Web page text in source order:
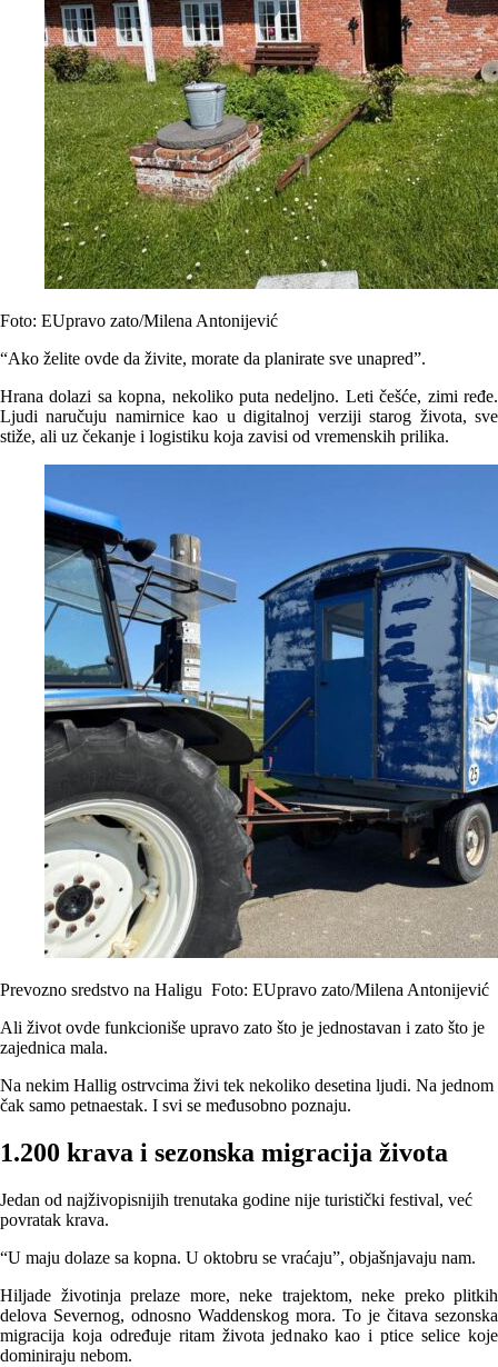
Foto: EUpravo zato/Milena Antonijević
“Ako želite ovde da živite, morate da planirate sve unapred”.
Hrana dolazi sa kopna, nekoliko puta nedeljno. Leti češće, zimi ređe.
Ljudi naručuju namirnice kao u digitalnoj verziji starog života, sve
stiže, ali uz čekanje i logistiku koja zavisi od vremenskih prilika.
Prevozno sredstvo na Haligu Foto: EUpravo zato/Milena Antonijević
Ali život ovde funkcioniše upravo zato što je jednostavan i zato što je
zajednica mala.
Na nekim Hallig ostrvcima živi tek nekoliko desetina ljudi. Na jednom
čak samo petnaestak. I svi se međusobno poznaju.
1.200 krava i sezonska migracija života
Jedan od najživopisnijih trenutaka godine nije turistički festival, već
povratak krava.
“U maju dolaze sa kopna. U oktobru se vraćaju”, objašnjavaju nam.
Hiljade životinja prelaze more, neke trajektom, neke preko plitkih
delova Severnog, odnosno Waddenskog mora. To je čitava sezonska
migracija koja određuje ritam života jednako kao i ptice selice koje
dominiraju nebom.